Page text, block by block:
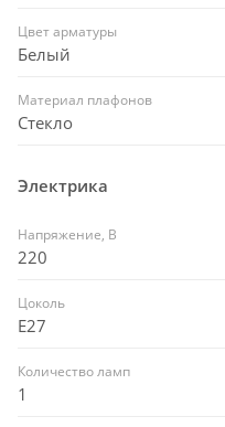
Цвет арматуры
Белый
Материал плафонов
Стекло
Электрика
Напряжение, В
220
Цоколь
E27
Количество ламп
1